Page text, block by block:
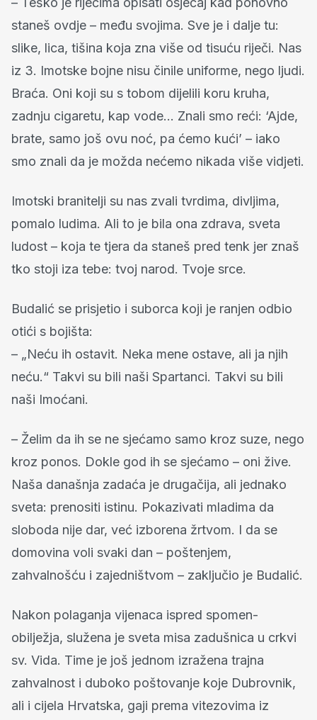
staneš ovdje – među svojima. Sve je i dalje tu:
slike, lica, tišina koja zna više od tisuću riječi. Nas
iz 3. Imotske bojne nisu činile uniforme, nego ljudi.
Braća. Oni koji su s tobom dijelili koru kruha,
zadnju cigaretu, kap vode... Znali smo reći: ‘Ajde,
brate, samo još ovu noć, pa ćemo kući’ – iako
smo znali da je možda nećemo nikada više vidjeti.
Imotski branitelji su nas zvali tvrdima, divljima,
pomalo ludima. Ali to je bila ona zdrava, sveta
ludost – koja te tjera da staneš pred tenk jer znaš
tko stoji iza tebe: tvoj narod. Tvoje srce.
Budalić se prisjetio i suborca koji je ranjen odbio
otići s bojišta:
– „Neću ih ostavit. Neka mene ostave, ali ja njih
neću.“ Takvi su bili naši Spartanci. Takvi su bili
naši Imoćani.
– Želim da ih se ne sjećamo samo kroz suze, nego
kroz ponos. Dokle god ih se sjećamo – oni žive.
Naša današnja zadaća je drugačija, ali jednako
sveta: prenositi istinu. Pokazivati mladima da
sloboda nije dar, već izborena žrtvom. I da se
domovina voli svaki dan – poštenjem,
zahvalnošću i zajedništvom – zaključio je Budalić.
Nakon polaganja vijenaca ispred spomen-
obilježja, služena je sveta misa zadušnica u crkvi
sv. Vida. Time je još jednom izražena trajna
zahvalnost i duboko poštovanje koje Dubrovnik,
ali i cijela Hrvatska, gaji prema vitezovima iz